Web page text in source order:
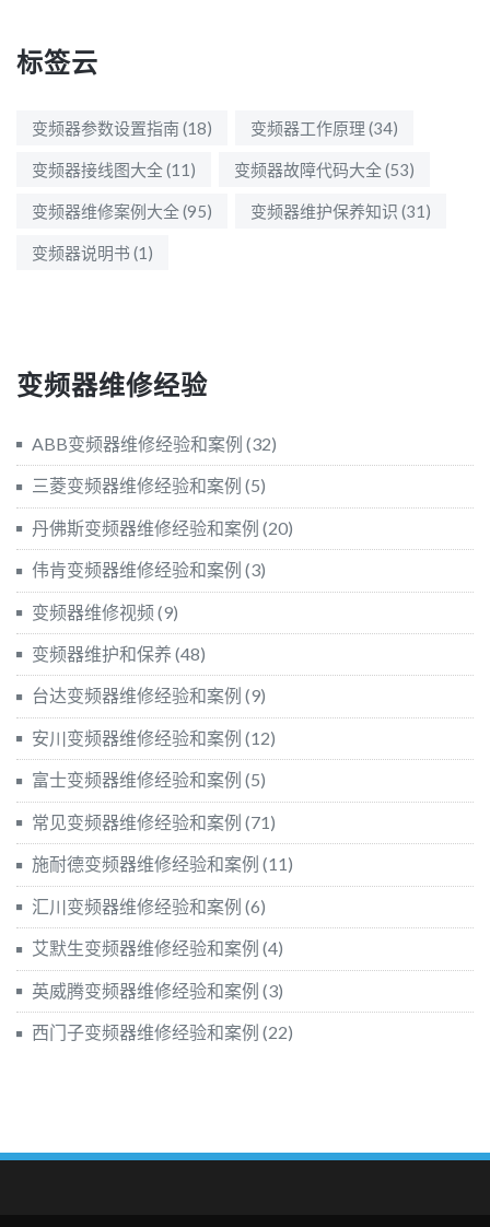
标签云
变频器参数设置指南 (18) 变频器工作原理 (34)
变频器接线图大全(11) 变频器故障代码大全(53)
变频器维修案例大全(95) 变频器维护保养知识 (31)
变频器说明书 (1)
变频器维修经验
ABB变频器维修经验和案例 (32)
三菱变频器维修经验和案例 (5)
丹佛斯变频器维修经验和案例 (20)
伟肯变频器维修经验和案例 (3)
变频器维修视频(9)
变频器维护和保养 (48)
台达变频器维修经验和案例 (9)
安川变频器维修经验和案例 (12)
富士变频器维修经验和案例 (5)
常见变频器维修经验和案例 (71)
施耐德变频器维修经验和案例 (11)
汇川变频器维修经验和案例 (6)
艾默生变频器维修经验和案例 (4)
英威腾变频器维修经验和案例 (3)
西门子变频器维修经验和案例 (22)